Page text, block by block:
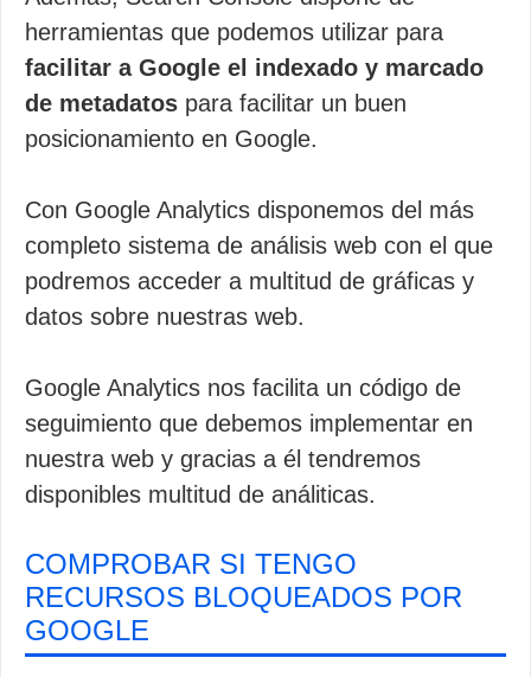
herramientas que podemos utilizar para
facilitar a Google el indexado y marcado
de metadatos para facilitar un buen
posicionamiento en Google.
Con Google Analytics disponemos del más
completo sistema de análisis web con el que
podremos acceder a multitud de gráficas y
datos sobre nuestras web.
Google Analytics nos facilita un código de
seguimiento que debemos implementar en
nuestra web y gracias a él tendremos
disponibles multitud de análiticas.
COMPROBAR SI TENGO
RECURSOS BLOQUEADOS POR
GOOGLE